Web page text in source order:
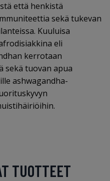
että henkistä
sekä tukevan
Kuuluisa
eli
kerrotaan
sekä tuovan apua
ashwagandha-
TUOTTEET